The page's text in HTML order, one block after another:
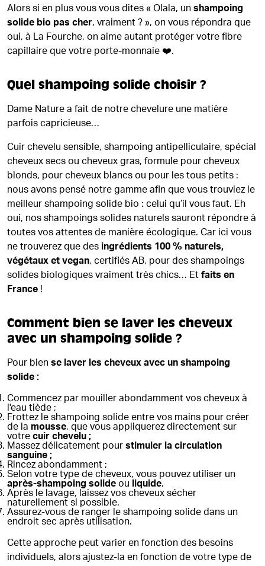
Alors si en plus vous vous dites « Olala, un shampoing
solide bio pas cher, vraiment ? », on vous répondra que
oui, à La Fourche, on aime autant protéger votre fibre
capillaire que votre porte-monnaie ❤️.
Quel shampoing solide choisir ?
Dame Nature a fait de notre chevelure une matière
parfois capricieuse…
Cuir chevelu sensible, shampoing antipelliculaire, spécial
cheveux secs ou cheveux gras, formule pour cheveux
blonds, pour cheveux blancs ou pour les tous petits :
nous avons pensé notre gamme afin que vous trouviez le
meilleur shampoing solide bio : celui qu’il vous faut. Eh
oui, nos shampoings solides naturels sauront répondre à
toutes vos attentes de manière écologique. Car ici vous
ne trouverez que des ingrédients 100 % naturels,
végétaux et vegan, certifiés AB, pour des shampoings
solides biologiques vraiment très chics… Et faits en
France !
Comment bien se laver les cheveux
avec un shampoing solide ?
Pour bien se laver les cheveux avec un shampoing
solide :
Commencez par mouiller abondamment vos cheveux à
l'eau tiède ;
Frottez le shampoing solide entre vos mains pour créer
de la mousse, que vous appliquerez directement sur
votre cuir chevelu ;
Massez délicatement pour stimuler la circulation
sanguine ;
Rincez abondamment ;
Selon votre type de cheveux, vous pouvez utiliser un
après-shampoing solide ou liquide.
Après le lavage, laissez vos cheveux sécher
naturellement si possible.
Assurez-vous de ranger le shampoing solide dans un
endroit sec après utilisation.
Cette approche peut varier en fonction des besoins
individuels, alors ajustez-la en fonction de votre type de